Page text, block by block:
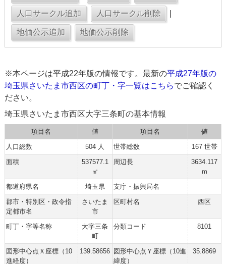
※本ページは平成22年版の情報です。最新の平成27年版の
埼玉県さいたま市西区の町丁・字一覧はこちらでご確認く
ださい。
埼玉県さいたま市西区大字三条町の基本情報
項目名 値 項目名
値
人口総数
504 人 世帯総数
167 世帯
面積
537577.1
㎡
周辺長
3634.117
ｍ
都道府県名
埼玉県
支庁・振興局名
郡市・特別区・政令指
定都市名
さいたま
市
区町村名 西区
町丁・字等名称
大字三条
町
分類コード 8101
図形中心点Ｘ座標（10
進経度）
139.58656 図形中心点Ｙ座標（10進
緯度）
35.8869